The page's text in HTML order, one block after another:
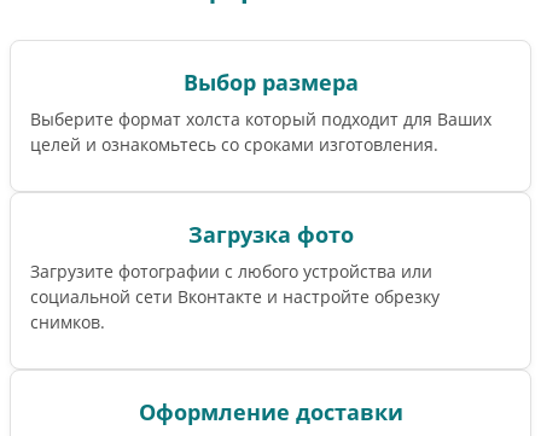
Выбор размера
Выберите формат холста который подходит для Ваших
целей и ознакомьтесь со сроками изготовления.
Загрузка фото
Загрузите фотографии с любого устройства или
социальной сети Вконтакте и настройте обрезку
снимков.
Оформление доставки